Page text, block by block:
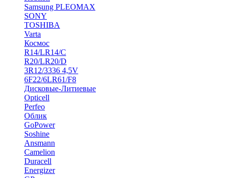
Samsung PLEOMAX
SONY
TOSHIBA
Varta
Космос
R14/LR14/C
R20/LR20/D
3R12/3336 4,5V
6F22/6LR61/F8
Дисковые-Литиевые
Opticell
Perfeo
Облик
GoPower
Soshine
Ansmann
Camelion
Duracell
Energizer